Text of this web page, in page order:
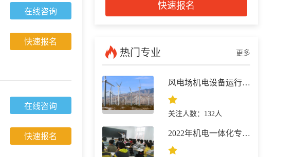
在线咨询
快速报名
在线咨询
快速报名
快速报名
热门专业 更多
风电场机电设备运行与维护专业介绍，保定新能源学校
关注人数：132人
2022年机电一体化专业介绍，保定交通运输技工学校